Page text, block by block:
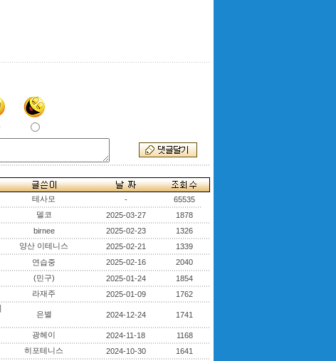
테사모 -
65535
델코 2025-03-27
1878
birnee 2025-02-23
1326
양산 이테니스 2025-02-21
1339
연습중 2025-02-16
2040
(민구) 2025-01-24
1854
라재주 2025-01-09 1762
은별 2024-12-24 1741
광헤이 2024-11-18
1168
히포테니스 2024-10-30
1641